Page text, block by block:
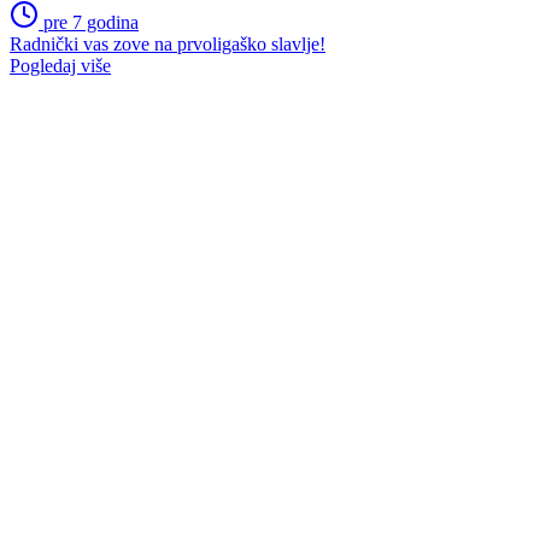
pre 7 godina
Radnički vas zove na prvoligaško slavlje!
Pogledaj više